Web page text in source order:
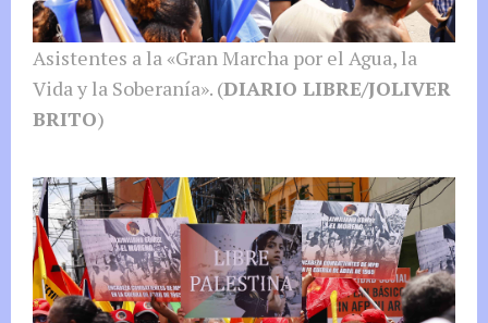
Asistentes a la «Gran Marcha por el Agua, la
Vida y la Soberanía». (DIARIO LIBRE/JOLIVER
BRITO)